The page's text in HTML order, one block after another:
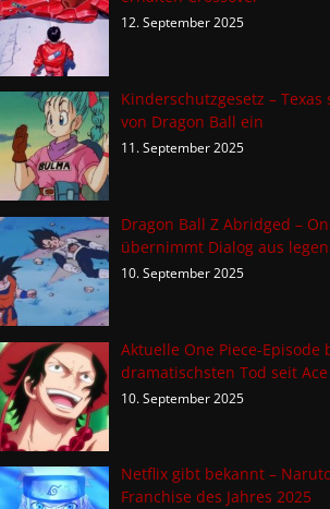
12. September 2025
Kinderschutzgesetz –
von Dragon Ball ein
11. September 2025
Dragon Ball Z Abridged –
übernimmt Dialog aus
10. September 2025
Aktuelle One Piece-Episode
dramatischsten Tod seit Ace
10. September 2025
Netflix gibt bekannt –
Franchise des Jahres 2025